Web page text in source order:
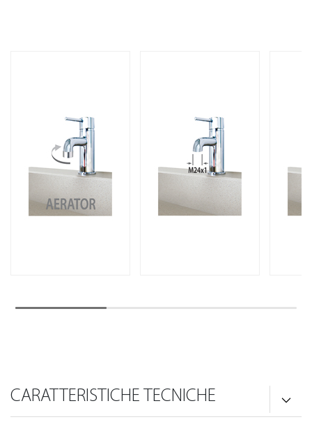
CARATTERISTICHE TECNICHE